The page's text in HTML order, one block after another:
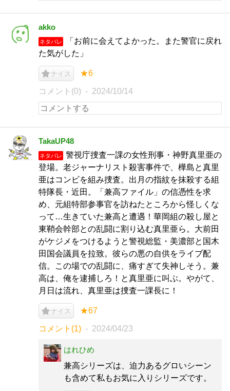
akko
ネタバレ
「お前に会えてよかった。また警官に戻れ
た気がした」
ナイス ★6
コメント(0) 2024/10/14
TakaUP48
ネタバレ
警視庁捜査一課の女性刑事・神野真里亜の
登場。老ジャーナリスト殺害事件で、樺島と真里
亜はコンビを組み捜査。出月の指紋を抹殺する組
特隊長・近田。「兼高ファイル」の信憑性を求
め、元組特部参事官を訪ねたところから怪しくな
って…生きていた兼高と遭遇！華岡組の殺し屋と
東鞘会幹部との乱闘に割り込む真里亜ら。大前田
がケジメをつけるようと警視総監・美濃部と国木
田国会議員を拉致。彼らの悪の自供をライブ配
信。この場での乱闘に、痛すぎて失神しそう。兼
高は、俺を逮捕しろ！と真里亜に叫ぶ。やがて、
月日は流れ、真里亜は捜査一課長に！
ナイス ★67
コメント(1) 2024/04/23
はれひめ
兼高シリーズは、迫力あるグロいシーン
も含めて私もお気に入りシリーズです。